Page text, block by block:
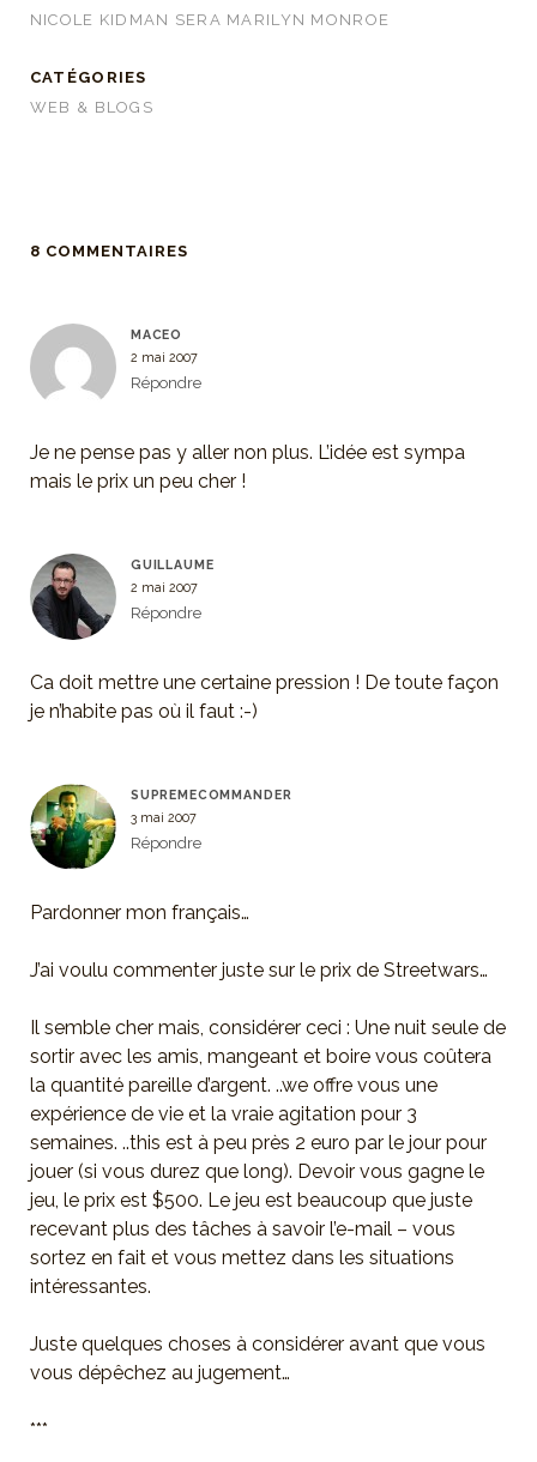
NICOLE KIDMAN SERA MARILYN MONROE
CATÉGORIES
WEB & BLOGS
8 COMMENTAIRES
MACEO
2 mai 2007
Répondre
Je ne pense pas y aller non plus. L’idée est sympa
mais le prix un peu cher !
GUILLAUME
2 mai 2007
Répondre
Ca doit mettre une certaine pression ! De toute façon
je n’habite pas où il faut :-)
SUPREMECOMMANDER
3 mai 2007
Répondre
Pardonner mon français…
J’ai voulu commenter juste sur le prix de Streetwars…
Il semble cher mais, considérer ceci : Une nuit seule de
sortir avec les amis, mangeant et boire vous coûtera
la quantité pareille d’argent. ..we offre vous une
expérience de vie et la vraie agitation pour 3
semaines. ..this est à peu près 2 euro par le jour pour
jouer (si vous durez que long). Devoir vous gagne le
jeu, le prix est $500. Le jeu est beaucoup que juste
recevant plus des tâches à savoir l’e-mail – vous
sortez en fait et vous mettez dans les situations
intéressantes.
Juste quelques choses à considérer avant que vous
vous dépêchez au jugement…
***